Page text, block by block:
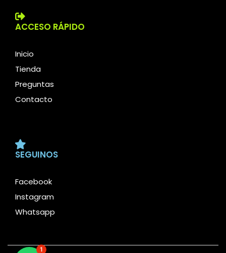
ACCESO RÁPIDO
Inicio
Tienda
Preguntas
Contacto
SEGUINOS
Facebook
Instagram
Whatsapp
1